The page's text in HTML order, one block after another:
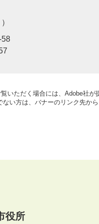
58
いただく場合には、Adobe社が
い方は、バナーのリンク先か
役所